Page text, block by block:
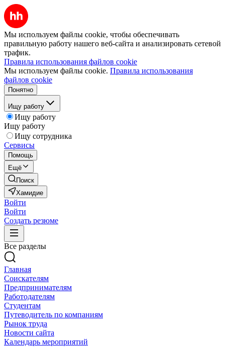
Мы используем файлы cookie, чтобы обеспечивать
правильную работу нашего веб-сайта и анализировать сетевой
трафик.
Правила использования файлов cookie
Мы используем файлы cookie. Правила использования
файлов cookie
Понятно
Ищу работу
Ищу работу
Ищу работу
Ищу сотрудника
Сервисы
Помощь
Ещё
Поиск
Хамидие
Войти
Войти
Создать резюме
Все разделы
Главная
Соискателям
Предпринимателям
Работодателям
Студентам
Путеводитель по компаниям
Рынок труда
Новости сайта
Календарь мероприятий